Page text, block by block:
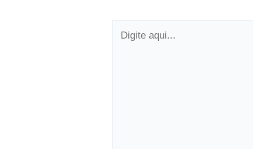
Digite
aqui...